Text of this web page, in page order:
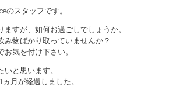
のスタッフです。
すが、如何お過ごしでしょうか。
み物ばかり取っていませんか？
気を付け下さい。
と思います。
月が経過しました。